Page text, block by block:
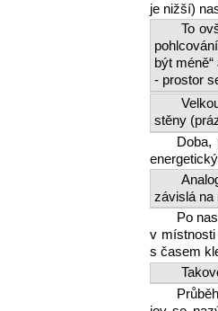
je nižší)
To
být
- prostor
stěny
závislá na
Po
v místnosti
s časem